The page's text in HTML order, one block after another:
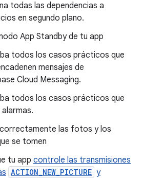
todas las dependencias a
en segundo plano.
App Standby de tu app
todos los casos prácticos que
mensajes de
Cloud Messaging.
todos los casos prácticos que
alarmas.
las fotos y los
se tomen
tu app controle las transmisiones
ACTION_NEW_PICTURE y